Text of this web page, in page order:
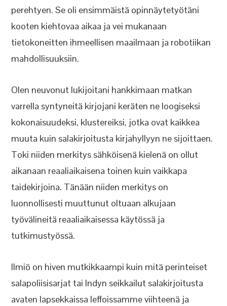
perehtyen. Se oli ensimmäistä opinnäytetyötäni
kooten kiehtovaa aikaa ja vei mukanaan
tietokoneitten ihmeellisen maailmaan ja robotiikan
mahdollisuuksiin.
Olen neuvonut lukijoitani hankkimaan matkan
varrella syntyneitä kirjojani keräten ne loogiseksi
kokonaisuudeksi, klustereiksi, jotka ovat kaikkea
muuta kuin salakirjoitusta kirjahyllyyn ne sijoittaen.
Toki niiden merkitys sähköisenä kielenä on ollut
aikanaan reaaliaikaisena toinen kuin vaikkapa
taidekirjoina. Tänään niiden merkitys on
luonnollisesti muuttunut oltuaan alkujaan
työvälineitä reaaliaikaisessa käytössä ja
tutkimustyössä.
Ilmiö on hiven mutkikkaampi kuin mitä perinteiset
salapoliisisarjat tai Indyn seikkailut salakirjoitusta
avaten lapsekkaissa leffoissamme viihteenä ja